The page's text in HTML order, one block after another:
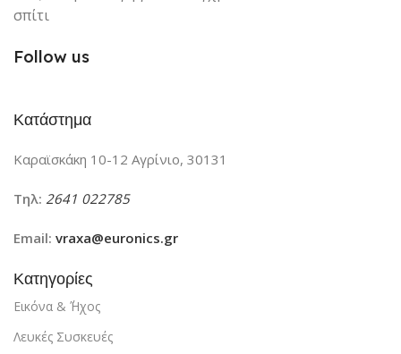
σπίτι
Follow us
Κατάστημα
Καραϊσκάκη 10-12 Αγρίνιο, 30131
Τηλ: 2641 022785
Email: vraxa@euronics.gr
Κατηγορίες
Εικόνα & ΄Ήχος
Λευκές Συσκευές